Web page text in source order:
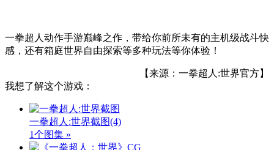
一拳超人动作手游巅峰之作，带给你前所未有的主机级战斗快
感，还有箱庭世界自由探索等多种玩法等你体验！
【来源：一拳超人:世界官方】
我想了解这个游戏：
一拳超人:世界截图(4)
1个图集 »